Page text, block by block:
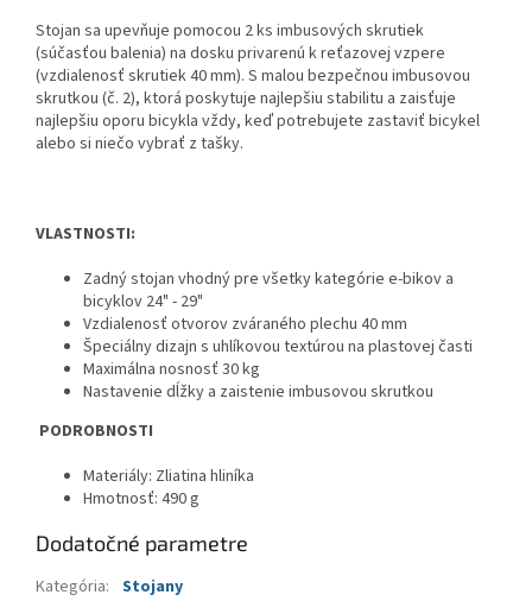
Stojan sa upevňuje pomocou 2 ks imbusových skrutiek
(súčasťou balenia) na dosku privarenú k reťazovej vzpere
(vzdialenosť skrutiek 40 mm). S malou bezpečnou imbusovou
skrutkou (č. 2), ktorá poskytuje najlepšiu stabilitu a zaisťuje
najlepšiu oporu bicykla vždy, keď potrebujete zastaviť bicykel
alebo si niečo vybrať z tašky.
VLASTNOSTI:
Zadný stojan vhodný pre všetky kategórie e-bikov a
bicyklov 24" - 29"
Vzdialenosť otvorov zváraného plechu 40 mm
Špeciálny dizajn s uhlíkovou textúrou na plastovej časti
Maximálna nosnosť 30 kg
Nastavenie dĺžky a zaistenie imbusovou skrutkou
PODROBNOSTI
Materiály: Zliatina hliníka
Hmotnosť: 490 g
Dodatočné parametre
Kategória: Stojany